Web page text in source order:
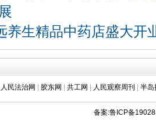
养生精品中药店盛大开
人民法治网 胶东网 共工网 人民观察周刊 半岛
备案:鲁ICP备